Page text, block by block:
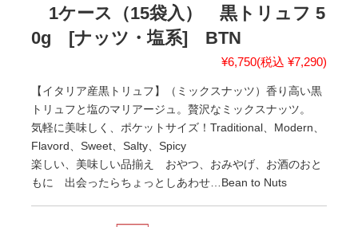
1ケース（15袋入） 黒トリュフ 5
0g [ナッツ・塩系] BTN
¥6,750(税込 ¥7,290)
【イタリア産黒トリュフ】（ミックスナッツ）香り高い黒
トリュフと塩のマリアージュ。贅沢なミックスナッツ。
気軽に美味しく、ポケットサイズ！Traditional、Modern、
Flavord、Sweet、Salty、Spicy
楽しい、美味しい品揃え おやつ、おみやげ、お酒のおと
もに 出会ったらちょっとしあわせ…Bean to Nuts